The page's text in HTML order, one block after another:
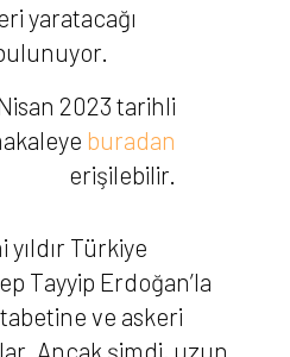
yaratacağı
2023 tarihli
buradan
erişilebilir.
Türkiye
Tayyip Erdoğan’la
ve askeri
Ancak şimdi, uzun